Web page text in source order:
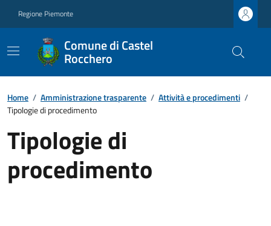
Regione Piemonte
Comune di Castel
Rocchero
Home / Amministrazione trasparente / Attività e procedimenti /
Tipologie di procedimento
Tipologie di
procedimento